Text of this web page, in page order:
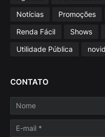
Notícias
Promoções
Renda Fácil
Shows
Utilidade Pública
CONTATO